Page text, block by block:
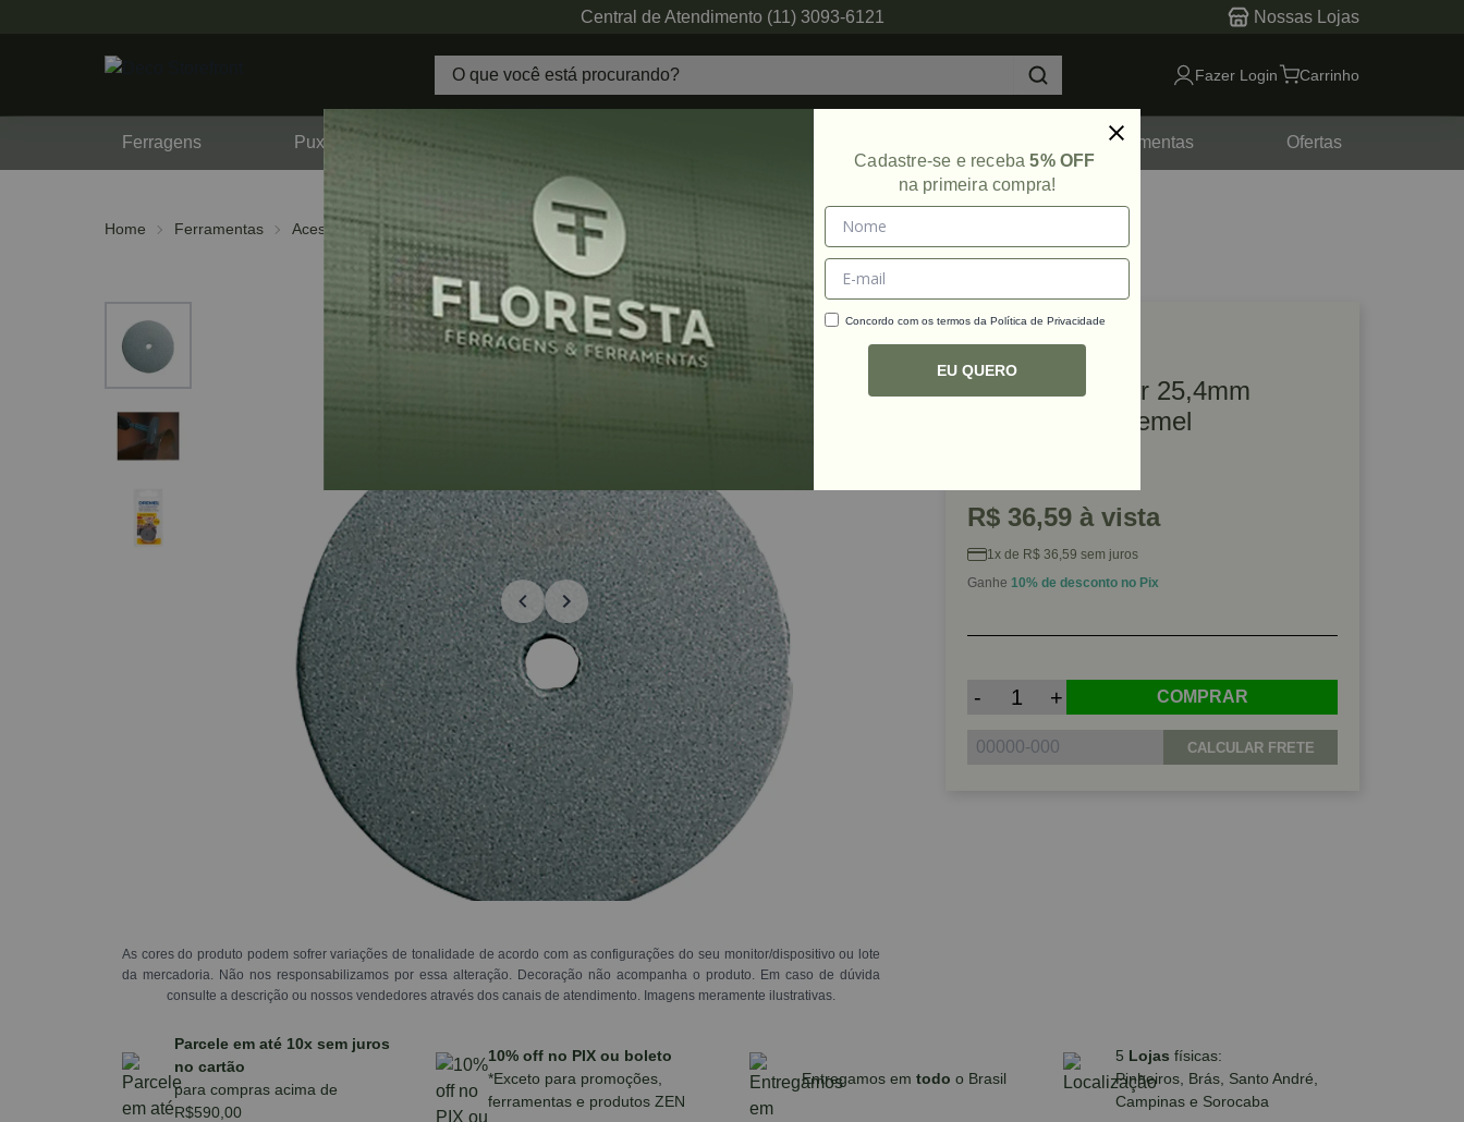
Central de Atendimento (11) 3093-6121 Nossas Lojas
Fazer Login Carrinho
Ferragens Puxadores Ferramentas Ofertas
Home Ferramentas Acessórios Discos
As cores do produto podem sofrer variações de tonalidade de acordo com as configurações do seu monitor/dispositivo ou lote
da mercadoria. Não nos responsabilizamos por essa alteração. Decoração não acompanha o produto. Em caso de dúvida
consulte a descrição ou nossos vendedores através dos canais de atendimento. Imagens meramente ilustrativas.
Ref: 69422
Disco para Polir 25,4mm
Modelo 425 Dremel
R$ 36,59 à vista
1x de R$ 36,59 sem juros
Ganhe 10% de desconto no Pix
- + COMPRAR
CALCULAR FRETE
Parcele em até 10x sem juros
no cartão
para compras acima de
R$590,00
10% off no PIX ou boleto
*Exceto para promoções,
ferramentas e produtos ZEN
Entregamos em todo o Brasil
5 Lojas físicas:
Pinheiros, Brás, Santo André,
Campinas e Sorocaba
Cadastre-se e receba5% OFF
na primeira compra!
Concordo com os termos da Política de Privacidade
EU QUERO